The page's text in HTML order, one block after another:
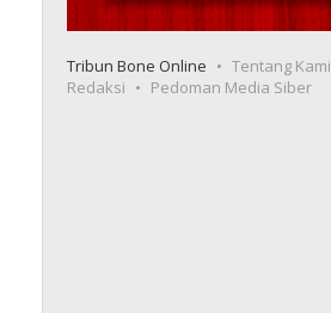
Tribun Bone Online
Tentang Kami
Redaksi
Pedoman Media Siber